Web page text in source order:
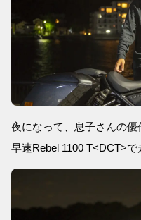
夜になって、息子さんの優
早速Rebel 1100 T<DCT>で